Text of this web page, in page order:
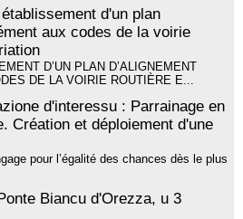
d'un plan
aux codes de la voirie
D’UN PLAN D’ALIGNEMENT
DE LA VOIRIE ROUTIÈRE E...
d'interessu : Parrainage en
Création et déploiement d'une
pour l’égalité des chances dès le plus
Biancu d'Orezza, u 3